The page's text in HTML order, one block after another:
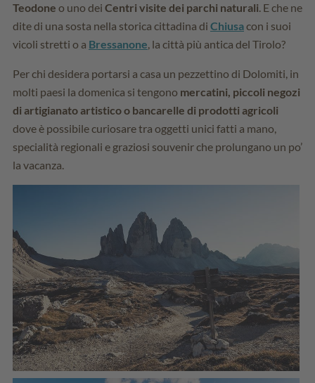
Teodone o uno dei Centri visite dei parchi naturali. E che ne
dite di una sosta nella storica cittadina di Chiusacon i suoi
vicoli stretti o a Bressanone, la città più antica del Tirolo?
Per chi desidera portarsi a casa un pezzettino di Dolomiti, in
molti paesi la domenica si tengono mercatini, piccoli negozi
di artigianato artistico o bancarelle di prodotti agricoli
dove è possibile curiosare tra oggetti unici fatti a mano,
specialità regionali e graziosi souvenir che prolungano un po’
la vacanza.